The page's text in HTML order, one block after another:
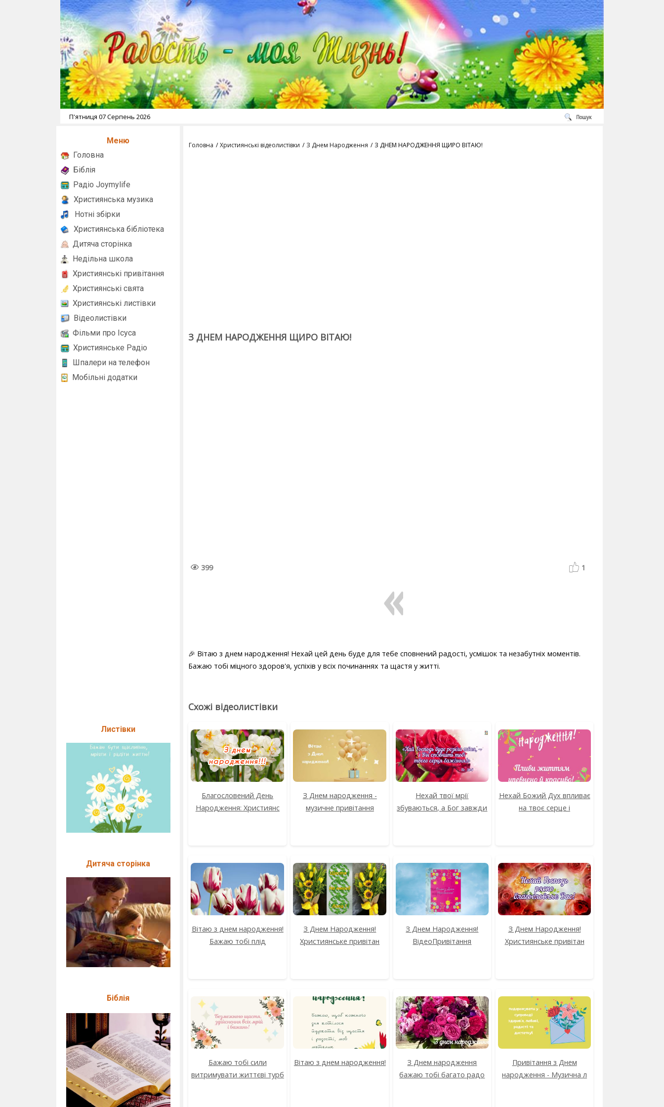
П'ятниця 07 Серпень 2026 Пошук
Меню
Головна
Біблія
Радіо Joymylife
Християнська музика
Нотні збірки
Християнська бібліотека
Дитяча сторінка
Недільна школа
Християнські привітання
Християнські свята
Християнські листівки
Відеолистівки
Фільми про Ісуса
Християнське Радіо
Шпалери на телефон
Мобільні додатки
Листівки
Дитяча сторінка
Біблія
Головна Християнські відеолистівки З Днем Народження З ДНЕМ НАРОДЖЕННЯ ЩИРО ВІТАЮ!
З ДНЕМ НАРОДЖЕННЯ ЩИРО ВІТАЮ!
399 1
🎉 Вітаю з днем народження! Нехай цей день буде для тебе сповнений радості, усмішок та незабутніх моментів.
Бажаю тобі міцного здоров'я, успіхів у всіх починаннях та щастя у житті.
Схожі відеолистівки
Благословений День
Народження: Християнс
З Днем народження -
музичне привітання
Нехай твої мрії
збуваються, а Бог завжди
Нехай Божий Дух впливає
на твоє серце і
Вітаю з днем народження!
Бажаю тобі плід
З Днем Народження!
Християнське привітан
З Днем Народження!
ВідеоПривітання
З Днем Народження!
Християнське привітан
Бажаю тобі сили
витримувати життєві турб
Вітаю з днем народження!
З Днем народження
бажаю тобі багато радо
Привітання з Днем
народження - Музична л